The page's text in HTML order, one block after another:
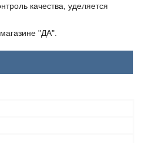
качества, уделяется
"ДА".